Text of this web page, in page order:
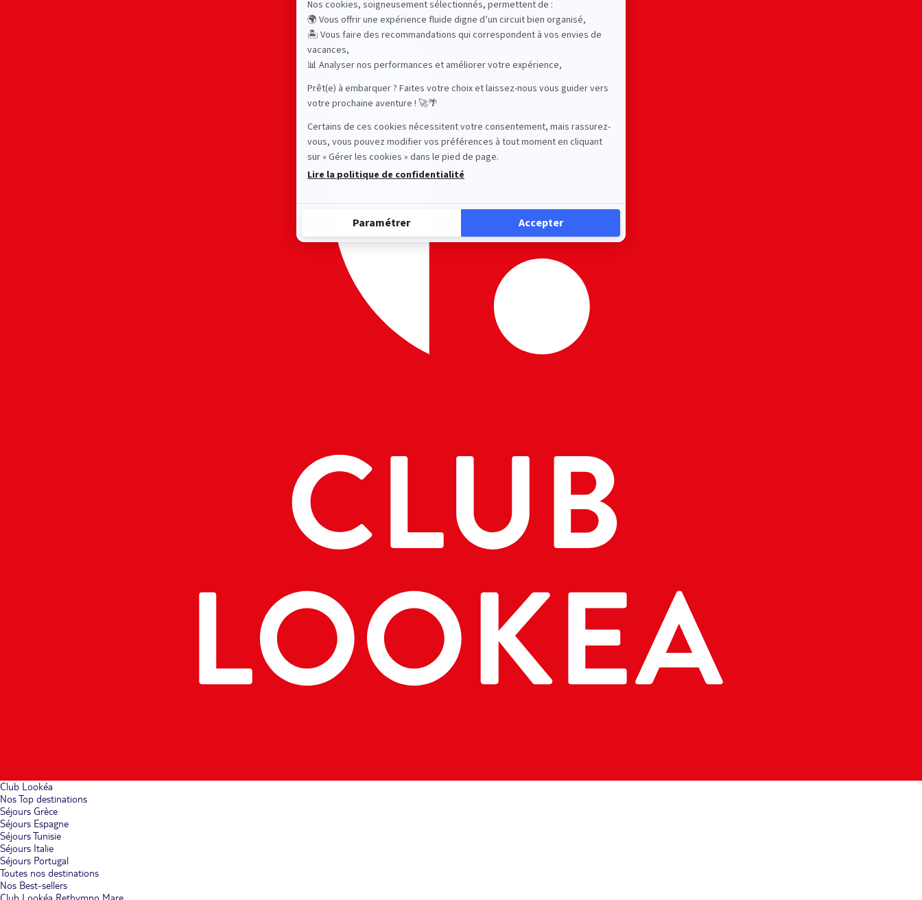
Club Lookéa
Nos Top destinations
Séjours Grèce
Séjours Espagne
Séjours Tunisie
Séjours Italie
Séjours Portugal
Toutes nos destinations
Nos Best-sellers